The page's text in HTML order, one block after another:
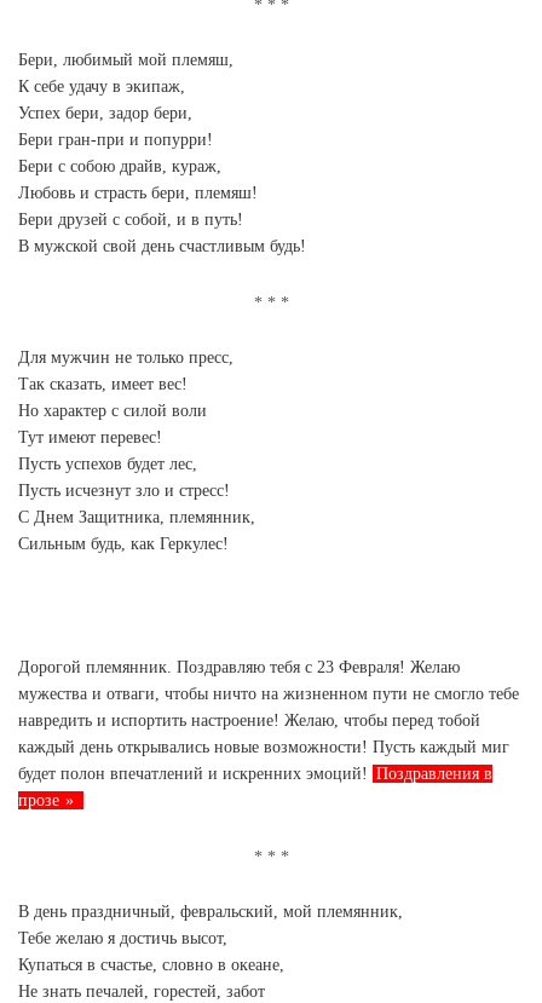
Бери, любимый мой племяш,
К себе удачу в экипаж,
Успех бери, задор бери,
Бери гран-при и попурри!
Бери с собою драйв, кураж,
Любовь и страсть бери, племяш!
Бери друзей с собой, и в путь!
В мужской свой день счастливым будь!
Для мужчин не только пресс,
Так сказать, имеет вес!
Но характер с силой воли
Тут имеют перевес!
Пусть успехов будет лес,
Пусть исчезнут зло и стресс!
С Днем Защитника, племянник,
Сильным будь, как Геркулес!
Дорогой племянник. Поздравляю тебя с 23 Февраля! Желаю
мужества и отваги, чтобы ничто на жизненном пути не смогло тебе
навредить и испортить настроение! Желаю, чтобы перед тобой
каждый день открывались новые возможности! Пусть каждый миг
будет полон впечатлений и искренних эмоций! Поздравления в
прозе
В день праздничный, февральский, мой племянник,
Тебе желаю я достичь высот,
Купаться в счастье, словно в океане,
Не знать печалей, горестей, забот